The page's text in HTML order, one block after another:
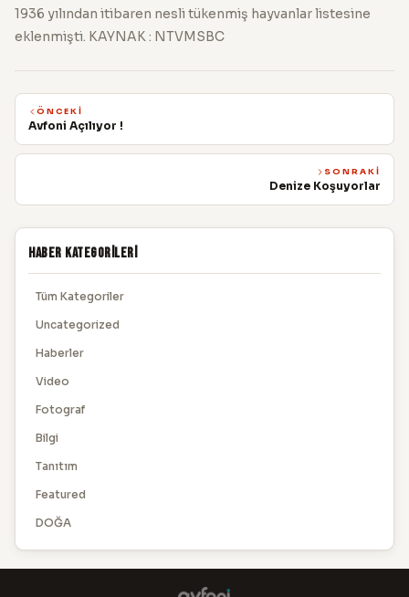
1936 yılından itibaren nesli tükenmiş hayvanlar listesine
eklenmişti. KAYNAK : NTVMSBC
ÖNCEKI
Avfoni Açılıyor !
SONRAKI
Denize Koşuyorlar
Haber Kategorileri
Tüm Kategoriler
Uncategorized
Haberler
Video
Fotograf
Bilgi
Tanıtım
Featured
DOĞA